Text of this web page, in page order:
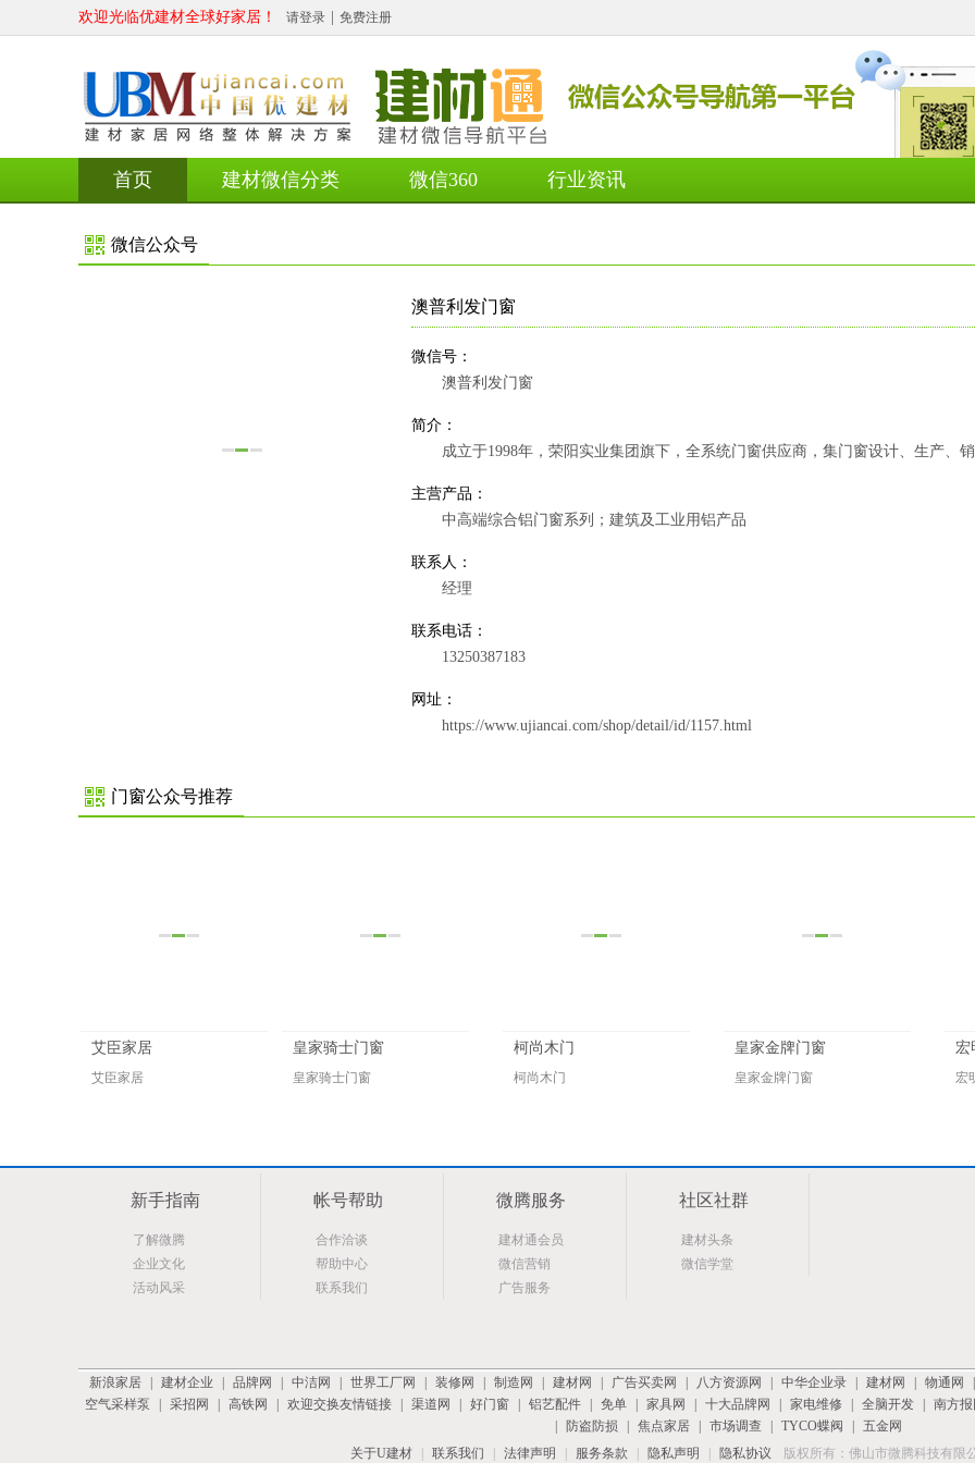
欢迎光临优建材全球好家居！ 请登录 免费注册
首页 建材微信分类 微信360 行业资讯
微信公众号
澳普利发门窗
微信号：
澳普利发门窗
简介：
成立于1998年，荣阳实业集团旗下，全系统门窗供应商，集门窗设计、生产、
主营产品：
中高端综合铝门窗系列；建筑及工业用铝产品
联系人：
经理
联系电话：
13250387183
网址：
https://www.ujiancai.com/shop/detail/id/1157.html
门窗公众号推荐
艾臣家居
艾臣家居
皇家骑士门窗
皇家骑士门窗
柯尚木门
柯尚木门
皇家金牌门窗
皇家金牌门窗
宏
宏
新手指南
了解微腾
企业文化
活动风采
帐号帮助
合作洽谈
帮助中心
联系我们
微腾服务
建材通会员
微信营销
广告服务
社区社群
建材头条
微信学堂
新浪家居 | 建材企业 | 品牌网 | 中洁网 | 世界工厂网 | 装修网 | 制造网 | 建材网 | 广告买卖网 | 八方资源网 | 中华企业录 | 建材网 | 物通网
空气采样泵
| 采招网 | 高铁网 | 欢迎交换友情链接 | 渠道网 | 好门窗 | 铝艺配件 | 免单 | 家具网 | 十大品牌网 | 家电维修 | 全脑开发 | 南方
| 防盗防损 | 焦点家居 | 市场调查 | TYCO蝶阀 | 五金网
关于U建材
| 联系我们 | 法律声明 | 服务条款 | 隐私声明 | 隐私协议 版权所有：佛山市微腾科技有限